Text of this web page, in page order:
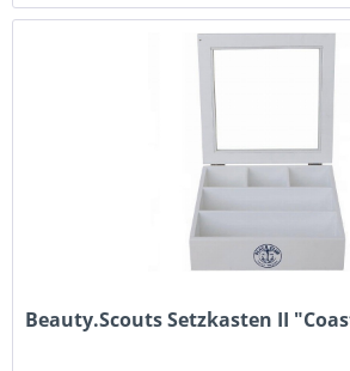
Beauty.Scouts Setzkasten II